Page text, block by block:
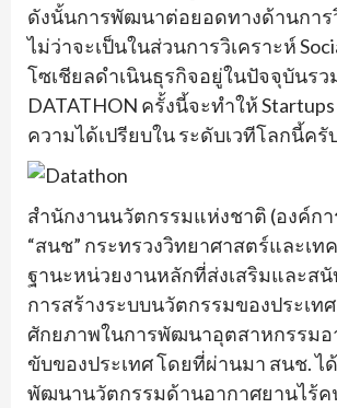
ดังนั้นการพัฒนาต่อยอดทางด้านการ
ไม่ว่าจะเป็นในส่วนการวิเคราะห์
โซเชียลดำเนินธุรกิจอยู่ในปัจจุบันรว
DATATHON ครั้งนี้จะทำให้ Startups
ความได้เปรียบใน ระดับเวทีโลกนี้ครั
สำนักงานนวัตกรรมแห่งชาติ (องค์ก
“สนช” กระทรวงวิทยาศาสตร์และเท
ฐานะหน่วยงานหลักที่ส่งเสริมและส
การสร้างระบบนวัตกรรมของประเทศ
ศักยภาพในการพัฒนาอุตสาหกรรมอ
ขับของประเทศ โดยที่ผ่านมา สนช. ไ
พัฒนานวัตกรรมด้านอากาศยานไร้ค